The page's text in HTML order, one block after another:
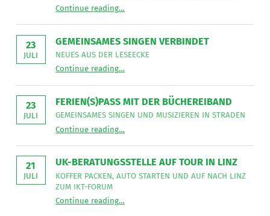
Continue readingDie
Lebenshilfe
GmbH
für
die
im
Mobiler
eine*n
Freizeitassistent*in
für
…
23
JULI
GEMEINSAMES SINGEN VERBINDET
NEUES AUS DER LESEECKE
Continue readingNeues
der
”
…
23
JULI
FERIEN(S)PASS MIT DER BÜCHEREIBAND
GEMEINSAMES SINGEN UND MUSIZIEREN IN STRADEN
Continue readingGemeinsames
und
in
Straden
”
…
21
JULI
UK-BERATUNGSSTELLE AUF TOUR IN LINZ
KOFFER PACKEN, AUTO STARTEN UND AUF NACH LINZ
ZUM IKT-FORUM
Continue readingUK-Beratungsstelle auf Tour in Linz
Koffer
…